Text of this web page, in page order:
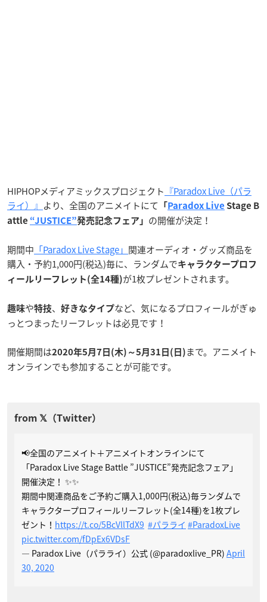
HIPHOPメディアミックスプロジェクト 『Paradox Live（パラ
ライ）』 より、全国のアニメイトにて 「Paradox Live Stage B
attle “JUSTICE”発売記念フェア」 の開催が決定！
期間中 「Paradox Live Stage」 関連オーディオ・グッズ商品を
購入・予約1,000円(税込)毎に、ランダムでキャラクタープロフ
ィールリーフレット(全14種)が1枚プレゼントされます。
趣味や特技、 好きなタイプなど、気になるプロフィールがぎゅ
っとつまったリーフレットは必見です！
開催期間は2020年5月7日(木)～5月31日(日) まで。アニメイト
オンラインでも参加することが可能です。
📢全国のアニメイト＋アニメイトオンラインにて
「Paradox Live Stage Battle ”JUSTICE”発売記念フェア」
開催決定！ ✨✨
期間中関連商品をご予約ご購入1,000円(税込)毎ランダムで
キャラクタープロフィールリーフレット(全14種)を1枚プレ
ゼント！ https://t.co/5BcVllTdX9 #パラライ #ParadoxLive
pic.twitter.com/fDpEx6VDsF
— Paradox Live（パラライ）公式 (@paradoxlive_PR) April
30, 2020